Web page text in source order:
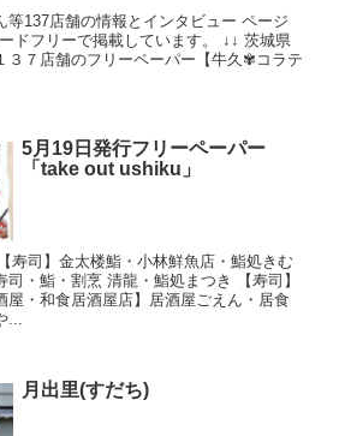
137店舗の情報とインタビュー ページ
ドフリーで掲載しています。 ↓↓ 茨城県
３７店舗のフリーペーパー【牛久✾コラテ
5月19日発行フリーペーパー
「take out ushiku」
寿司】金太楼鮨・小林鮮魚店・鮨処きむ
司・鮨・割烹 清龍・鮨処まつき 【寿司】
屋・和食居酒屋店】居酒屋ごえん・居食
...
月出里(すだち)